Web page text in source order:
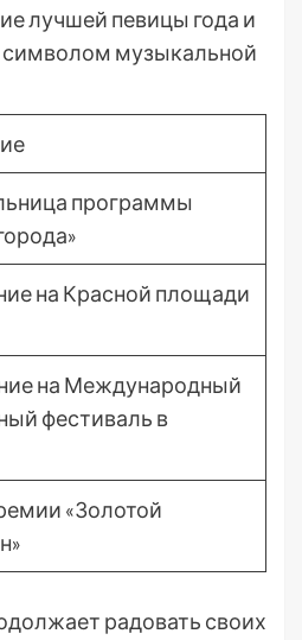
лучшей певицы года и
символом музыкальной
программы
на Красной площади
на Международный
фестиваль в
«Золотой
радовать своих